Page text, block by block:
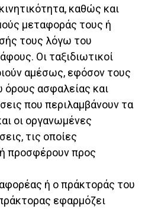
καθώς και
μεταφοράς τους ή
τους λόγω του
Οι ταξιδιωτικοί
αμέσως, εφόσον τους
όρους ασφαλείας και
που περιλαμβάνουν τα
οι οργανωμένες
τις οποίες
προσφέρουν προς
ή ο πράκτοράς του
εφαρμόζει